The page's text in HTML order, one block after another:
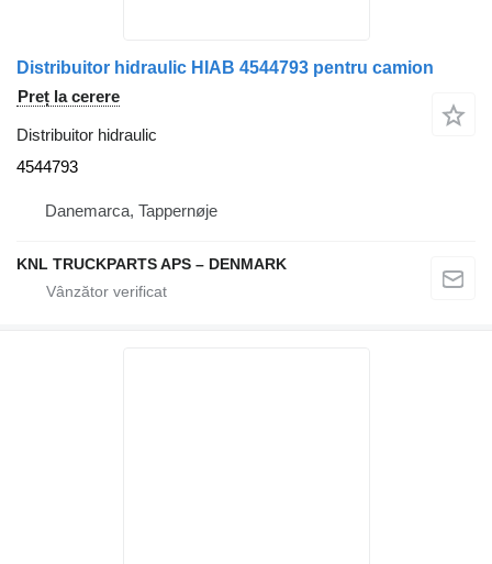
Distribuitor hidraulic HIAB 4544793 pentru camion
Preț la cerere
Distribuitor hidraulic
4544793
Danemarca, Tappernøje
KNL TRUCKPARTS APS – DENMARK